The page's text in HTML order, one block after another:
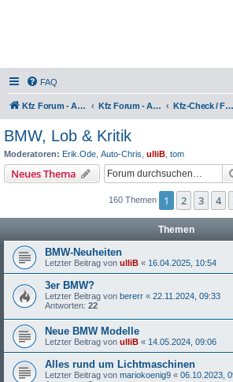
FAQ
Kfz Forum - Auto, Motorrad und LKW Kfz Forum - Auto, Motorrad und LKW Kfz-Check / Fahrzeugbewertung / Lob & Tadel / Berichte & Erfahrungen
BMW, Lob & Kritik
Moderatoren: Erik.Ode Auto-Chris ulliB tom
Neues Thema
160 Themen 1 2 3 4
Themen
BMW-Neuheiten
Letzter Beitrag von ulliB « 16.04.2025, 10:54
3er BMW?
Letzter Beitrag von bererr « 22.11.2024, 09:33
Antworten: 22
Neue BMW Modelle
Letzter Beitrag von ulliB « 14.05.2024, 09:06
Alles rund um Lichtmaschinen
Letzter Beitrag von mariokoenig9 « 06.10.2023,